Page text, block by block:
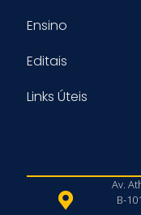
Ensino
Editais
Links Úteis
Av.
B-